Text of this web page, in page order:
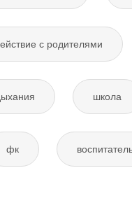
с родителями
школа
фк